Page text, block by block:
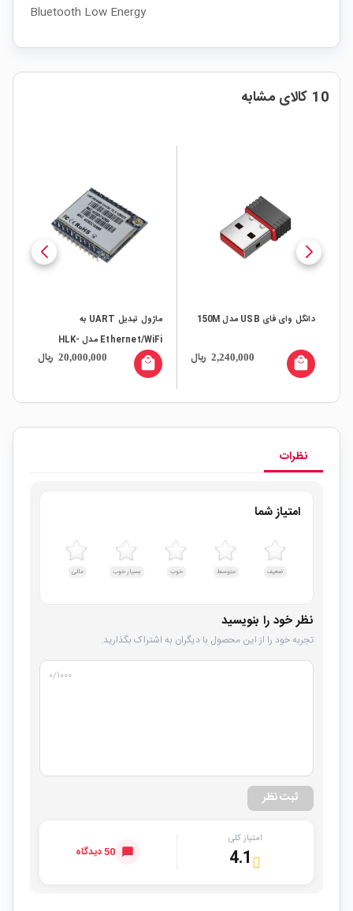
Bluetooth Low Energy
10 کالای مشابه
دانگل وای فای USB مدل 150M
2,240,000 ریال local_mall
ماژول تبدیل UART به
Ethernet/WiFi مدل HLK-
RM08M
20,000,000 ریال local_mall
نظرات
امتیاز شما
ضعیف متوسط خوب بسیار خوب عالی
نظر خود را بنویسید
تجربه خود را از این محصول با دیگران به اشتراک بگذارید.
۰/۱۰۰۰
ثبت نظر
امتیاز کلی
4.1 50 دیدگاه